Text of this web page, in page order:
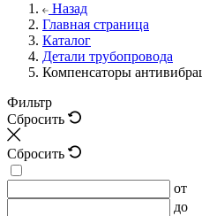
Назад
Главная страница
Каталог
Детали трубопровода
Компенсаторы
Фильтр
Сбросить
Сбросить
от
до